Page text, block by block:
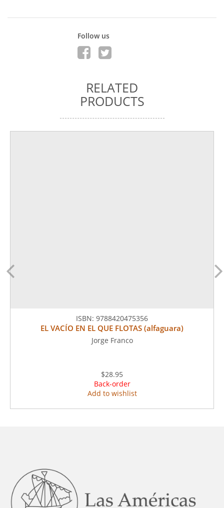
Follow us
RELATED
PRODUCTS
ISBN: 9788420475356
EL VACÍO EN EL QUE FLOTAS (alfaguara)
Jorge Franco
$28.95
Back-order
Add to wishlist